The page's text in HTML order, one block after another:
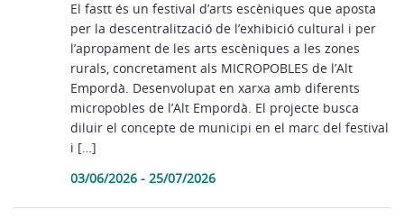
El fastt és un festival d’arts escèniques que aposta
per la descentralització de l’exhibició cultural i per
l’apropament de les arts escèniques a les zones
rurals, concretament als MICROPOBLES de l’Alt
Empordà. Desenvolupat en xarxa amb diferents
micropobles de l’Alt Empordà. El projecte busca
diluir el concepte de municipi en el marc del festival
i […]
03/06/2026 - 25/07/2026